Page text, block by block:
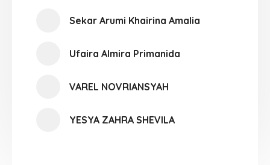
Sekar Arumi Khairina Amalia
Ufaira Almira Primanida
VAREL NOVRIANSYAH
YESYA ZAHRA SHEVILA